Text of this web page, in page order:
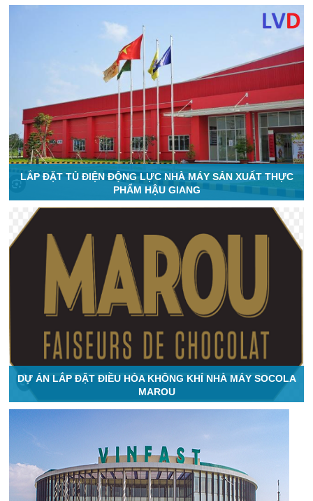
LẮP ĐẶT TỦ ĐIỆN ĐỘNG LỰC NHÀ MÁY SẢN XUẤT THỰC
PHẨM HẬU GIANG
DỰ ÁN LẮP ĐẶT ĐIỀU HÒA KHÔNG KHÍ NHÀ MÁY SOCOLA
MAROU